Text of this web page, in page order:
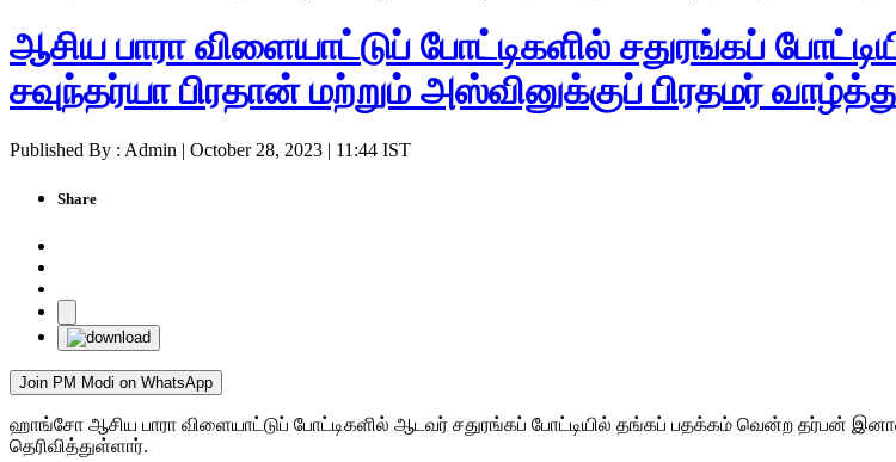
ஆசிய பாரா விளையாட்டுப் போட்டிகளில் சதுரங்கப்
சவுந்தர்யா பிரதான் மற்றும் அஸ்வினுக்குப் பிரதமர்
Published By : Admin | October 28, 2023 | 11:44 IST
Share
Join PM Modi on WhatsApp
ஹாங்சோ ஆசிய பாரா விளையாட்டுப் போட்டிகளில் ஆடவர் சதுரங்கப் போட்டியில் தங்கப் பதக்கம் வென்ற தர்பன் இனானி,
தெரிவித்துள்ளார்.